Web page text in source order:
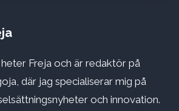
Freja och är redaktör på
där jag specialiserar mig på
och innovation.